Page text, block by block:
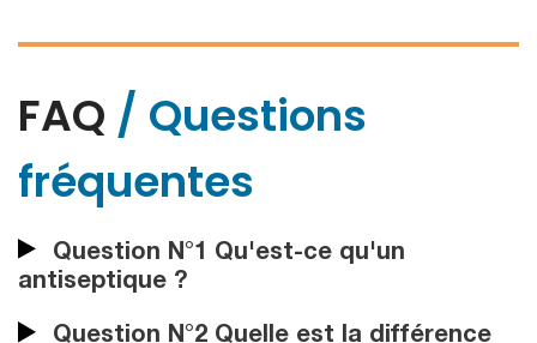
FAQ / Questions
fréquentes
Question N°1 Qu'est-ce qu'un
antiseptique ?
Question N°2 Quelle est la différence